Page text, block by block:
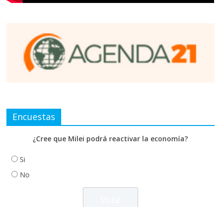
Encuestas
¿Cree que Milei podrá reactivar la economía?
Si
No